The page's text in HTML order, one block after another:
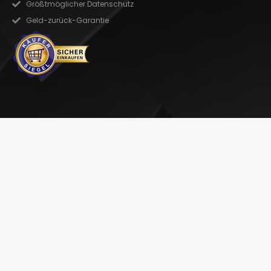
Größtmöglicher Datenschutz
Geld-zurück-Garantie